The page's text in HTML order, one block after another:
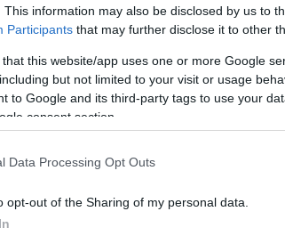
This information may also be disclosed by us to
Participants that may further disclose it to other
that this website/app uses one or more Google
but not limited to your visit or usage
to Google and its third-party tags to use your
consent section.
Data Processing Opt Outs
opt-out of the Sharing of my personal data.
Ομάδα
Flash.gr